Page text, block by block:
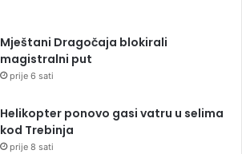
Mještani Dragočaja blokirali
magistralni put
prije 6 sati
Helikopter ponovo gasi vatru u selima
kod Trebinja
prije 8 sati